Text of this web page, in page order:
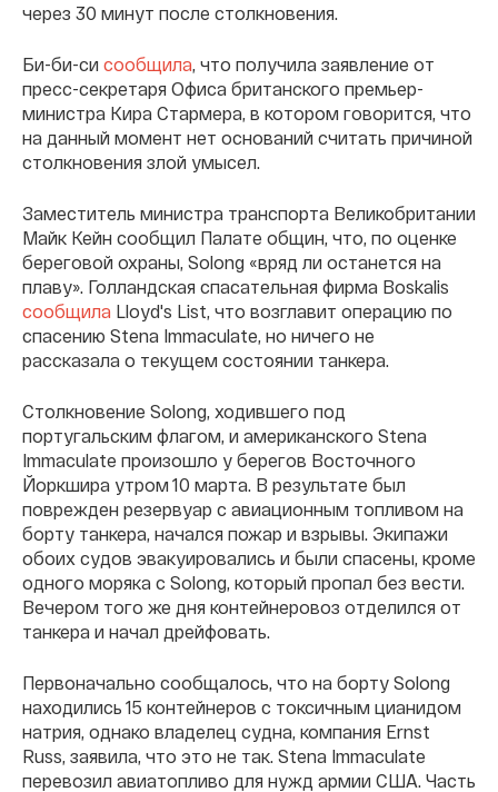
через 30 минут после столкновения.
Би-би-си сообщила , что получила заявление от
пресс-секретаря Офиса британского премьер-
министра Кира Стармера, в котором говорится, что
на данный момент нет оснований считать причиной
столкновения злой умысел.
Заместитель министра транспорта Великобритании
Майк Кейн сообщил Палате общин, что, по оценке
береговой охраны, Solong «вряд ли останется на
плаву». Голландская спасательная фирма Boskalis
сообщила Lloyd's List, что возглавит операцию по
спасению Stena Immaculate, но ничего не
рассказала о текущем состоянии танкера.
Столкновение Solong, ходившего под
португальским флагом, и американского Stena
Immaculate произошло у берегов Восточного
Йоркшира утром 10 марта. В результате был
поврежден резервуар с авиационным топливом на
борту танкера, начался пожар и взрывы. Экипажи
обоих судов эвакуировались и были спасены, кроме
одного моряка с Solong, который пропал без вести.
Вечером того же дня контейнеровоз отделился от
танкера и начал дрейфовать.
Первоначально сообщалось, что на борту Solong
находились 15 контейнеров с токсичным цианидом
натрия, однако владелец судна, компания Ernst
Russ, заявила, что это не так. Stena Immaculate
перевозил авиатопливо для нужд армии США. Часть